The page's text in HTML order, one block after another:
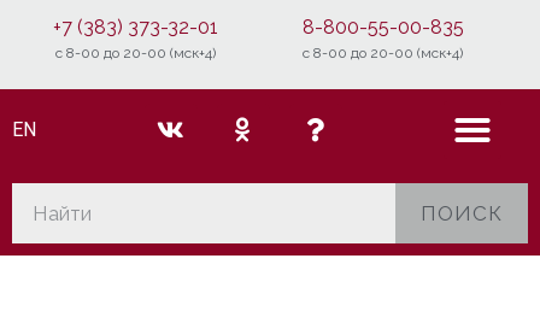
+7 (383) 373-32-01
c 8-00 до 20-00 (мск+4)
8-800-55-00-835
c 8-00 до 20-00 (мск+4)
EN
ПОИСК